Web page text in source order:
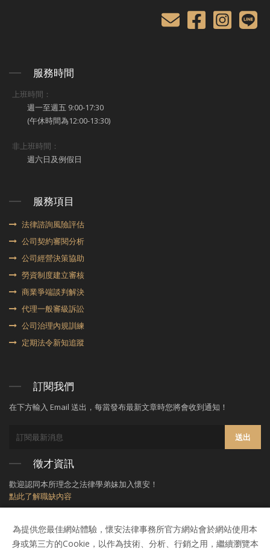
服務時間
上班時間：
週一至週五 9:00-17:30
(午休時間為12:00-13:30)
非上班時間：
週六日及例假日
服務項目
法律諮詢風險評估
公司契約審閱分析
公司經營決策協助
勞資制度建立審核
商業爭端談判解決
代理⼀般審級訴訟
公司治理內規訓練
定期法令新知追蹤
訂閱我們
在下方輸入 Email 送出，每當發布最新文章時您將會收到通知！
送出
徵才資訊
歡迎認同本所理念之法律學弟妹加入懷安！
點此了解職缺內容
為提供您最佳網站體驗，懷安法律事務所官方網站會於網站使用本
身或第三方的Cookie，以作為技術、分析、行銷之用，繼續瀏覽本